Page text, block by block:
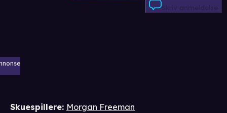
Skriv anmeldelse
Skuespillere: Morgan Freeman